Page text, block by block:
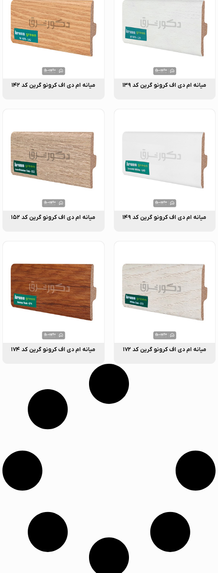
میانه ام دی اف کرونو گرین کد ۱۳۹ میانه ام دی اف کرونو گرین کد ۱۴۲
میانه ام دی اف کرونو گرین کد ۱۴۹ میانه ام دی اف کرونو گرین کد ۱۵۲
میانه ام دی اف کرونو گرین کد ۱۷۲ میانه ام دی اف کرونو گرین کد ۱۷۴